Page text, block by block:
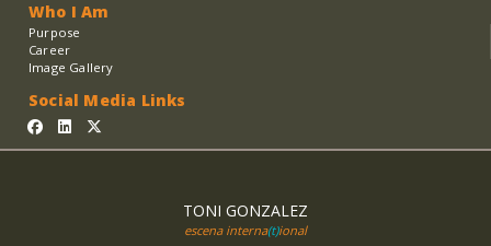
Who I Am
Purpose
Career
Image Gallery
Social Media Links
TONI GONZALEZ
escena interna(t)ional